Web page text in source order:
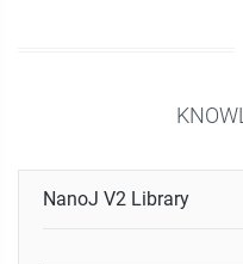
NanoJ V2 Library